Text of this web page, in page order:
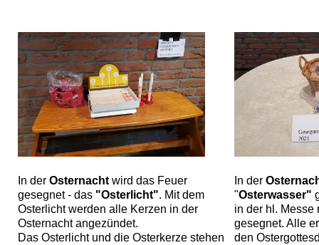
In der Osternacht wird das Feuer
gesegnet - das "Osterlicht". Mit dem
Osterlicht werden alle Kerzen in der
Osternacht angezündet.
Das Osterlicht und die Osterkerze stehen
In der
"Osterwasser"
in der hl. Messe
gesegnet. Alle
den